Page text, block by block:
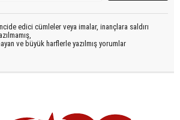
edici cümleler veya imalar, inançlara saldırı
ve büyük harflerle yazılmış yorumlar